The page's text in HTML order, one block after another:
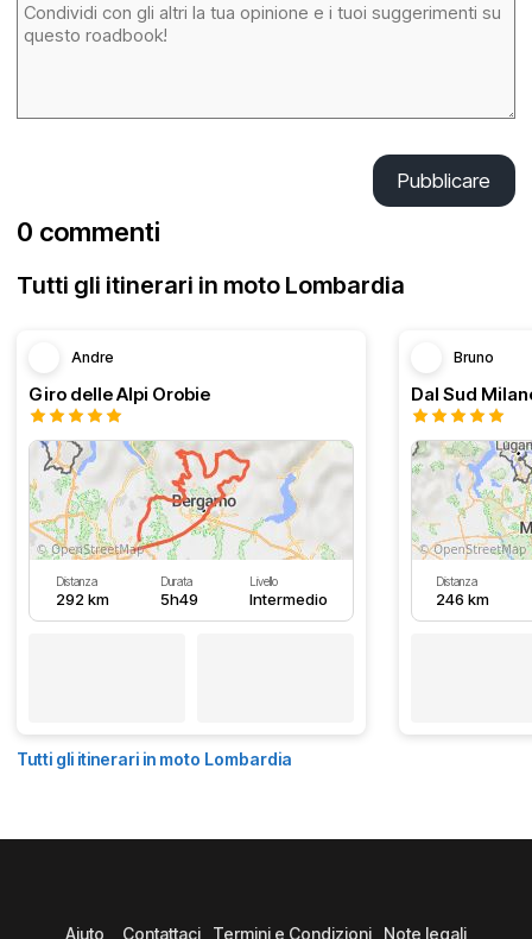
Pubblicare
0 commenti
Tutti gli itinerari in moto Lombardia
Andre
Giro delle Alpi Orobie
Distanza
292 km
Durata
5h49
Livello
Intermedio
Bruno
Distanza
246 km
Tutti gli itinerari in moto Lombardia
Aiuto Contattaci Termini e Condizioni Note legali